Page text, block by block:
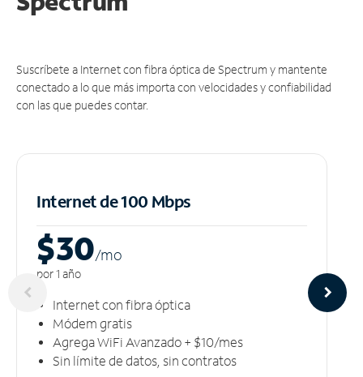
Suscríbete a Internet con fibra óptica de Spectrum y mantente
conectado a lo que más importa con velocidades y confiabilidad
con las que puedes contar.
Internet de 100 Mbps
$30/mo
por 1 año
Internet con fibra óptica
Módem gratis
Agrega WiFi Avanzado + $10/mes
Sin límite de datos, sin contratos